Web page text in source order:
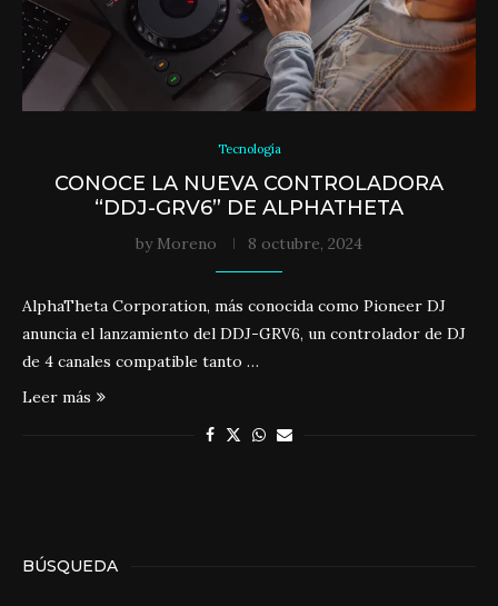
Tecnología
CONOCE LA NUEVA CONTROLADORA
“DDJ-GRV6” DE ALPHATHETA
by Moreno 8 octubre, 2024
AlphaTheta Corporation, más conocida como Pioneer DJ
anuncia el lanzamiento del DDJ-GRV6, un controlador de DJ
de 4 canales compatible tanto …
Leer más
BÚSQUEDA